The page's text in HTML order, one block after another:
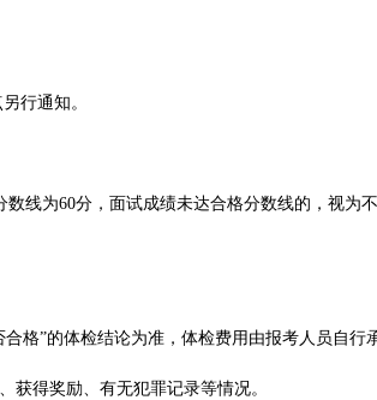
行通知。
线为60分，面试成绩未达合格分数线的，视为
格”的体检结论为准，体检费用由报考人员自行
得奖励、有无犯罪记录等情况。